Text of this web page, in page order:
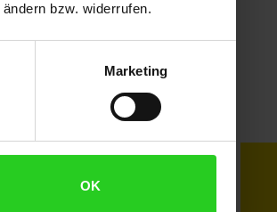
ändern bzw. widerrufen.
Marketing
OK